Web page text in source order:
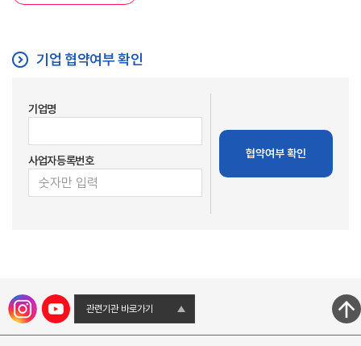
기업 협약여부 확인
기업명
사업자등록번호
협약여부 확인